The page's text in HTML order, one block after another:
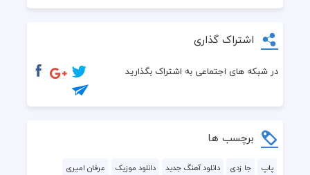
اشتراک گذاری
در شبکه های اجتماعی به اشتراک بگذارید
برچسب ها
پاپ جا زدی دانلود آهنگ جدید دانلود موزیک
عرفان امیری